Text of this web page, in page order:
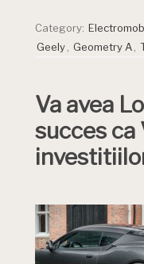
Category:
Geely
Geometry A
Va avea
succes ca